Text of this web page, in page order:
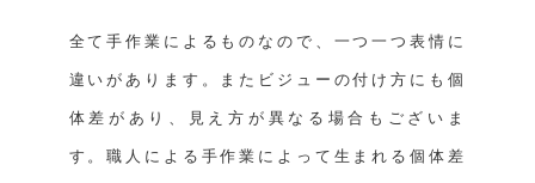
全て手作業によるものなので、一つ一つ表情に
違いがあります。またビジューの付け方にも個
体差があり、見え方が異なる場合もございま
す。職人による手作業によって生まれる個体差